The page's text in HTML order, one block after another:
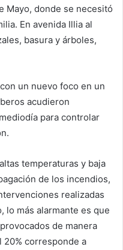
Mayo, donde se necesitó
En avenida Illia al
basura y árboles,
un nuevo foco en un
acudieron
para controlar
temperaturas y baja
de los incendios,
realizadas
lo más alarmante es que
de manera
corresponde a